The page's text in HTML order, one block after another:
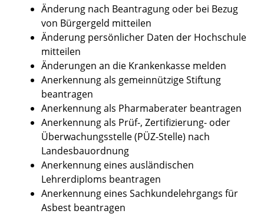
Änderung nach Beantragung oder bei Bezug
von Bürgergeld mitteilen
Änderung persönlicher Daten der Hochschule
mitteilen
Änderungen an die Krankenkasse melden
Anerkennung als gemeinnützige Stiftung
beantragen
Anerkennung als Pharmaberater beantragen
Anerkennung als Prüf-, Zertifizierung- oder
Überwachungsstelle (PÜZ-Stelle) nach
Landesbauordnung
Anerkennung eines ausländischen
Lehrerdiploms beantragen
Anerkennung eines Sachkundelehrgangs für
Asbest beantragen